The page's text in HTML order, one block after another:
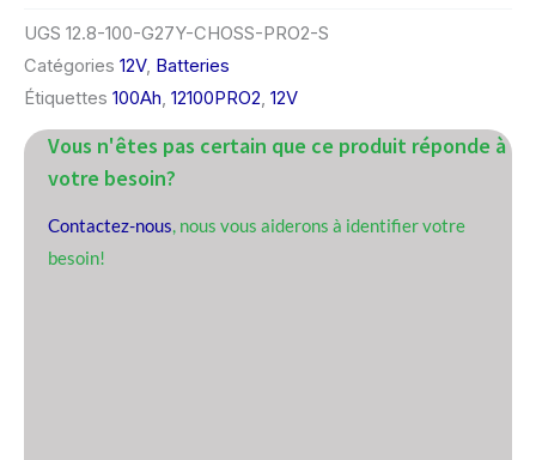
100Ah
PRO
2
UGS 12.8-100-G27Y-CHOSS-PRO2-S
Catégories 12V, Batteries
Étiquettes 100Ah, 12100PRO2, 12V
Vous n'êtes pas certain que ce produit réponde à
votre besoin?
Contactez-nous, nous vous aiderons à identifier votre
besoin!